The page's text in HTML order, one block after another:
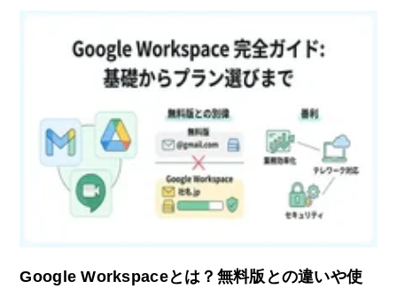
Google Workspaceとは？無料版との違いや使